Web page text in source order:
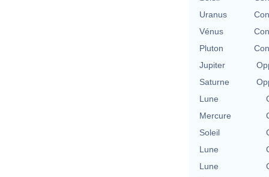
Uranus
Vénus
Pluton
Jupiter
Saturne
Lune
Mercure
Soleil
Lune
Lune